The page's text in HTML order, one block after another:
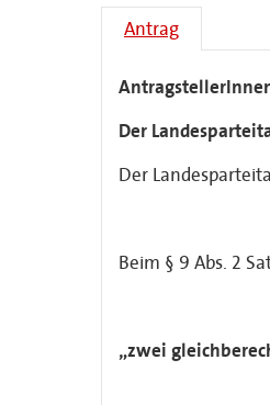
Antrag
Der
Der
Beim § 9 Abs. 2
„zwei